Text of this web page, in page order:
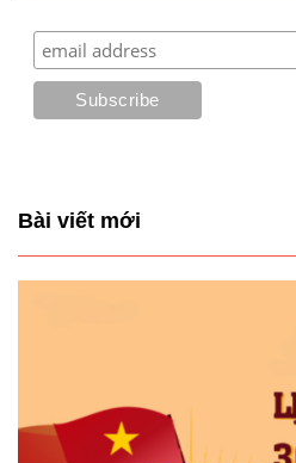
Bài viết mới